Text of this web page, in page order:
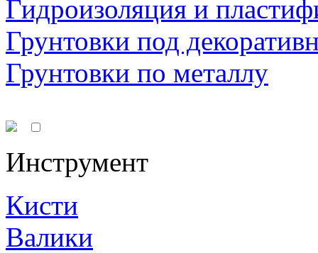
Гидроизоляция и
Грунтовки под
Грунтовки по металлу
Инструмент
Кисти
Валики